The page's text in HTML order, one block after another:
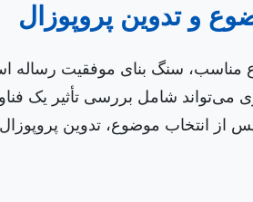
و تدوین پروپوزال
مناسب، سنگ بنای موفقیت رساله
می‌تواند شامل بررسی تأثیر یک
از انتخاب موضوع، تدوین